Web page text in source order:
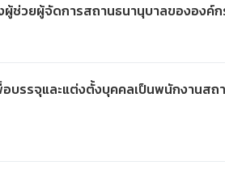
ช่วยผู้จัดการสถานธนานุบาลขององ
รรจุและแต่งตั้งบุคคลเป็นพนักงานสถ